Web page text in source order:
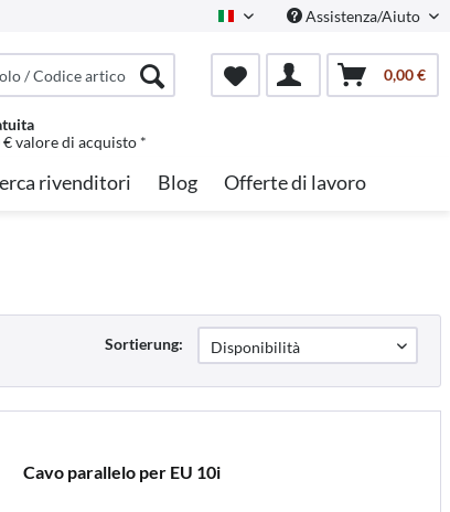
Italian Assistenza/Aiuto
0,00 €
valore di acquisto *
rivenditori Blog Offerte di lavoro
Sortierung:
Cavo parallelo per EU 10i